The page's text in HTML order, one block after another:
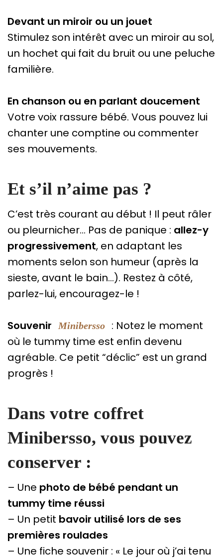
Devant un miroir ou un jouet
Stimulez son intérêt avec un miroir au sol,
un hochet qui fait du bruit ou une peluche
familière.
En chanson ou en parlant doucement
Votre voix rassure bébé. Vous pouvez lui
chanter une comptine ou commenter
ses mouvements.
Et s’il n’aime pas ?
C’est très courant au début ! Il peut râler
ou pleurnicher… Pas de panique : allez-y
progressivement, en adaptant les
moments selon son humeur (après la
sieste, avant le bain…). Restez à côté,
parlez-lui, encouragez-le !
Souvenir Minibersso
: Notez le moment
où le tummy time est enfin devenu
agréable. Ce petit “déclic” est un grand
progrès !
Dans votre coffret
Minibersso, vous pouvez
conserver :
– Une photo de bébé pendant un
tummy time réussi
– Un petit bavoir utilisé lors de ses
premières roulades
– Une fiche souvenir : « Le jour où j’ai tenu